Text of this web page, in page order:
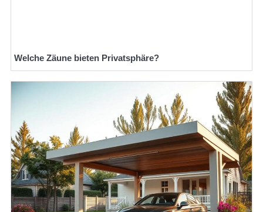
Welche Zäune bieten Privatsphäre?